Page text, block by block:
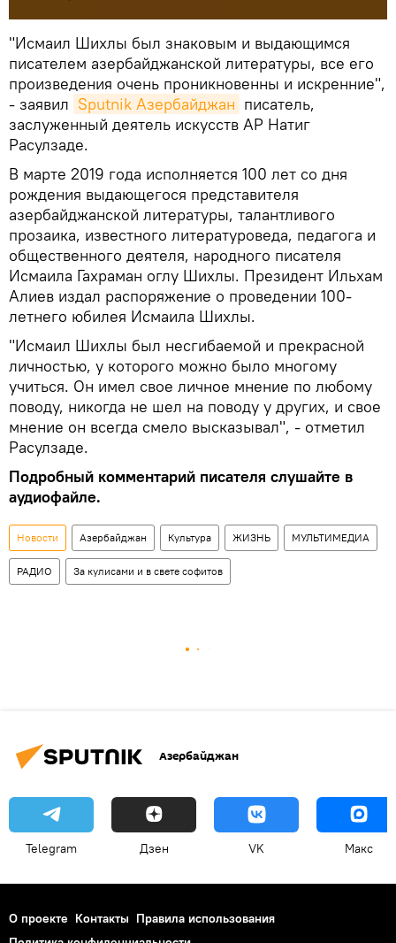
"Исмаил Шихлы был знаковым и выдающимся
писателем азербайджанской литературы, все его
произведения очень проникновенны и искренние",
- заявил Sputnik Азербайджан писатель,
заслуженный деятель искусств АР Натиг
Расулзаде.
В марте 2019 года исполняется 100 лет со дня
рождения выдающегося представителя
азербайджанской литературы, талантливого
прозаика, известного литературоведа, педагога и
общественного деятеля, народного писателя
Исмаила Гахраман оглу Шихлы. Президент Ильхам
Алиев издал распоряжение о проведении 100-
летнего юбилея Исмаила Шихлы.
"Исмаил Шихлы был несгибаемой и прекрасной
личностью, у которого можно было многому
учиться. Он имел свое личное мнение по любому
поводу, никогда не шел на поводу у других, и свое
мнение он всегда смело высказывал", - отметил
Расулзаде.
Подробный комментарий писателя слушайте в
аудиофайле.
Новости Азербайджан Культура ЖИЗНЬ МУЛЬТИМЕДИА
РАДИО За кулисами и в свете софитов
Азербайджан
Telegram Дзен VK Макс
О проекте Контакты Правила использования